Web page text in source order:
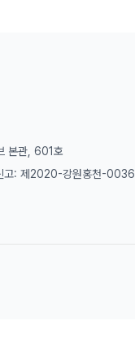
본관, 601호
고: 제2020-강원홍천-